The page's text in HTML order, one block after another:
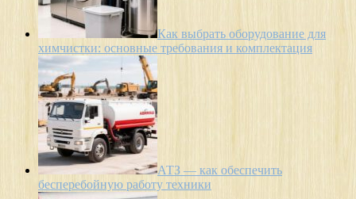
Как выбрать оборудование для
химчистки: основные требования и комплектация
АТЗ — как обеспечить
бесперебойную работу техники